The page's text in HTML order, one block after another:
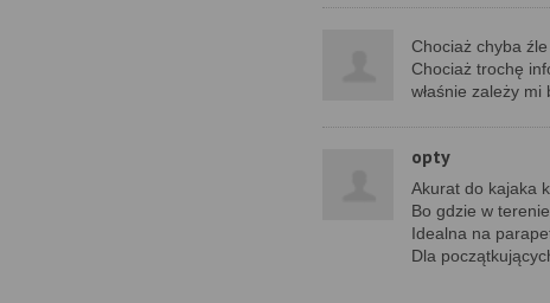
Chociaż chyba
Chociaż trochę
właśnie zależy
opty
Akurat do kajaka
Bo gdzie w
Idealna na
Dla